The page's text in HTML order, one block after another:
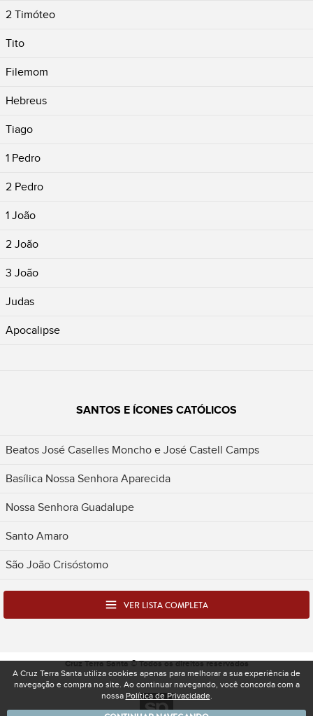
2 Timóteo
Tito
Filemom
Hebreus
Tiago
1 Pedro
2 Pedro
1 João
2 João
3 João
Judas
Apocalipse
SANTOS E ÍCONES CATÓLICOS
Beatos José Caselles Moncho e José Castell Camps
Basílica Nossa Senhora Aparecida
Nossa Senhora Guadalupe
Santo Amaro
São João Crisóstomo
VER LISTA COMPLETA
Cruz Terra Santa © Todos os direitos reservados
Desenvolvido pela Spacelab - Produtora e
A Cruz Terra Santa utiliza cookies apenas para melhorar a sua experiência de
navegação e compra no site. Ao continuar navegando, você concorda com a
nossa Política de Privacidade.